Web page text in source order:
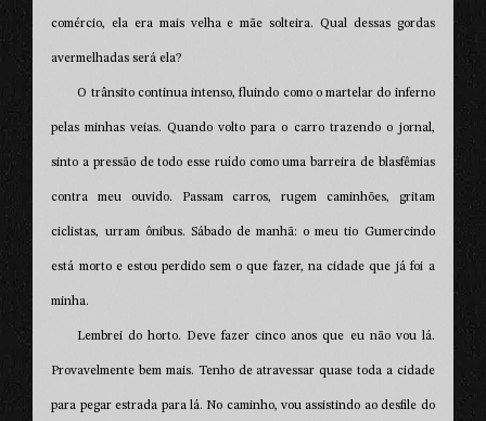
comércio, ela era mais velha e mãe solteira. Qual dessas gordas
avermelhadas será ela?
O trânsito continua intenso, fluindo como o martelar do inferno
pelas minhas veias. Quando volto para o carro trazendo o jornal,
sinto a pressão de todo esse ruído como uma barreira de blasfêmias
contra meu ouvido. Passam carros, rugem caminhões, gritam
ciclistas, urram ônibus. Sábado de manhã: o meu tio Gumercindo
está morto e estou perdido sem o que fazer, na cidade que já foi a
minha.
Lembrei do horto. Deve fazer cinco anos que eu não vou lá.
Provavelmente bem mais. Tenho de atravessar quase toda a cidade
para pegar estrada para lá. No caminho, vou assistindo ao desfile do